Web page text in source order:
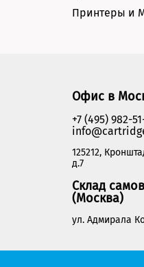
Принтеры и
Офис в
+7 (495) 982-
125212,
д.7
Склад
(Москва)
ул. Адмирала